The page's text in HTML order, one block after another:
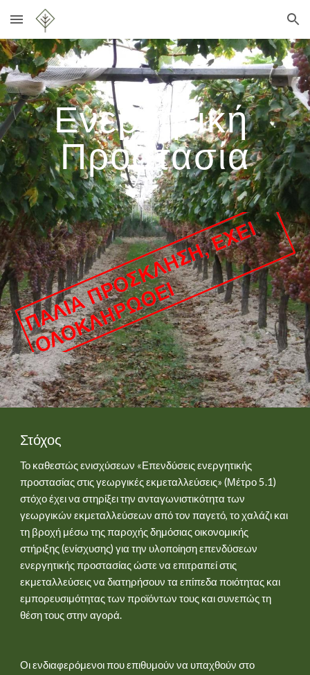
Skip to main content Skip to navigation
Ενεργητική
Προστασία
Στόχος
Το καθεστώς ενισχύσεων «Επενδύσεις ενεργητικής
προστασίας στις γεωργικές εκμεταλλεύσεις» (Μέτρο 5.1)
στόχο έχει να στηρίξει την ανταγωνιστικότητα των
γεωργικών εκμεταλλεύσεων από τον παγετό, το χαλάζι και
τη βροχή μέσω της παροχής δημόσιας οικονομικής
στήριξης (ενίσχυσης) για την υλοποίηση επενδύσεων
ενεργητικής προστασίας ώστε να επιτραπεί στις
εκμεταλλεύσεις να διατηρήσουν τα επίπεδα ποιότητας και
εμπορευσιμότητας των προϊόντων τους και συνεπώς τη
θέση τους στην αγορά.
Οι ενδιαφερόμενοι που επιθυμούν να υπαχθούν στο